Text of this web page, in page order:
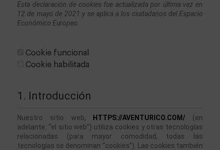
Esta declaración de cookies fue actualizada por última vez en
12 de mayo de 2021 y se aplica a los ciudadanos del Espacio
Económico Europeo.
Cookie funcional
Cookie habilitada
1. Introducción
Nuestro sitio web, HTTPS://AVENTURICO.COM/ (en
adelante: “el sitio web”) utiliza cookies y otras tecnologías
relacionadas (para mayor comodidad, todas las
tecnologías se denominan “cookies”). Las cookies también